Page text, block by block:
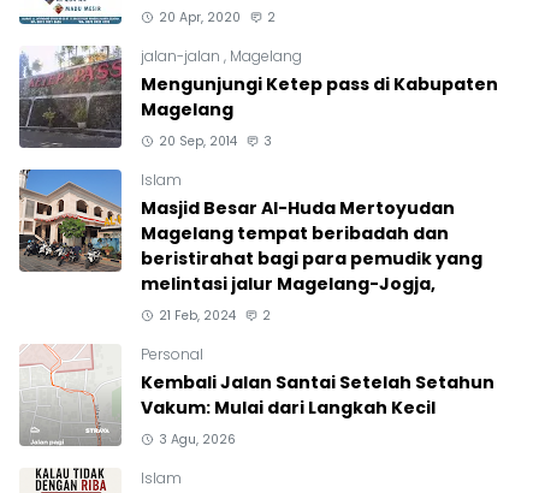
20 Apr, 2020 2
jalan-jalan , Magelang
Mengunjungi Ketep pass di Kabupaten
Magelang
20 Sep, 2014 3
Islam
Masjid Besar Al-Huda Mertoyudan
Magelang tempat beribadah dan
beristirahat bagi para pemudik yang
melintasi jalur Magelang-Jogja,
21 Feb, 2024 2
Personal
Kembali Jalan Santai Setelah Setahun
Vakum: Mulai dari Langkah Kecil
3 Agu, 2026
Islam